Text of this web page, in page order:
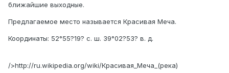
ближайшие выходные.
Предлагаемое место называется Красивая Меча.
Координаты: 52°55?19? с. ш. 39°02?53? в. д.
/>http://ru.wikipedia.org/wiki/Красивая_Меча_(река)